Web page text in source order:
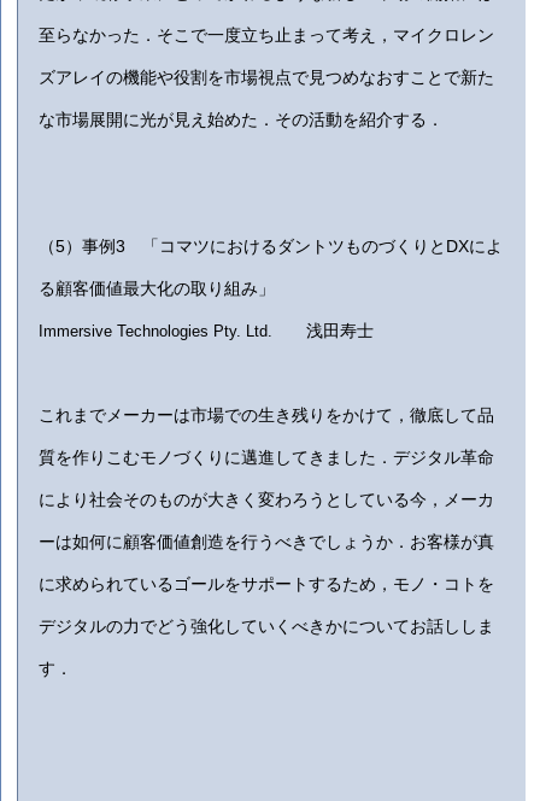
至らなかった．そこで一度立ち止まって考え，マイクロレン
ズアレイの機能や役割を市場視点で見つめなおすことで新た
な市場展開に光が見え始めた．その活動を紹介する．
（5）事例3 「コマツにおけるダントツものづくりとDXによ
る顧客価値最大化の取り組み」
Immersive Technologies Pty. Ltd. 浅田寿士
これまでメーカーは市場での生き残りをかけて ，徹底して品
質を作りこむモノづくりに邁進してきました ．デジタル革命
により社会そのものが大きく変わろうとしている今 ， メーカ
ーは如何に顧客価値創造を行うべきでしょうか ． お客様が真
に求められているゴールをサポートするため ， モノ・コトを
デジタルの力でどう強化していくべきかについてお話ししま
す ．